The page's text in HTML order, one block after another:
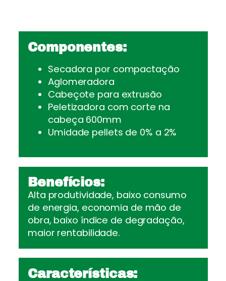
Componentes:
Secadora por compactação
Aglomeradora
Cabeçote para extrusão
Peletizadora com corte na
cabeça 600mm
Umidade pellets de 0% a 2%
Benefícios:
Alta produtividade, baixo consumo
de energia, economia de mão de
obra, baixo índice de degradação,
maior rentabilidade.
Características: